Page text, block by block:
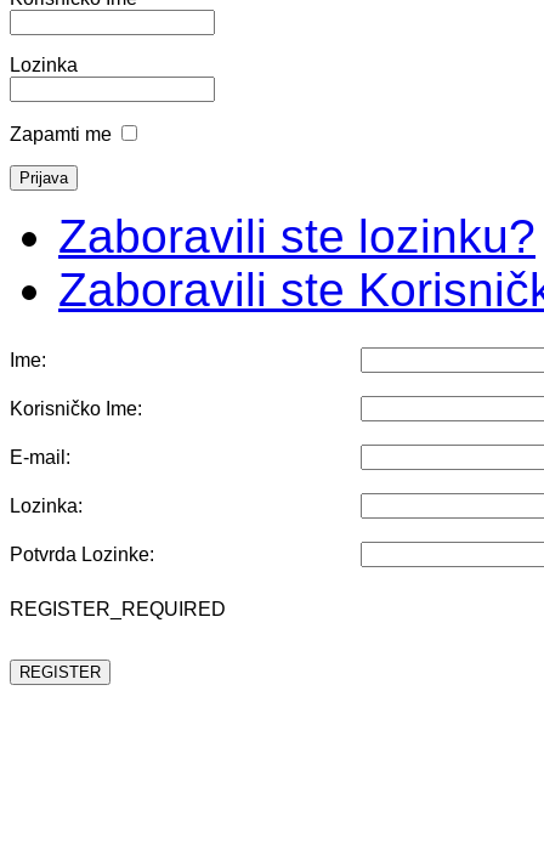
Lozinka
Zapamti me
Zaboravili ste lozinku?
Zaboravili ste
Ime:
Korisničko Ime:
E-mail:
Lozinka:
Potvrda Lozinke:
REGISTER_REQUIRED
REGISTER